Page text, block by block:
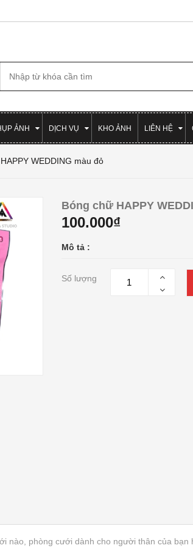
ẢNH DỊCH VỤ KHO ẢNH LIÊN HỆ
WEDDING màu đỏ
Bóng chữ HAPPY
100.000₫
Mô tả :
Số lượng
nào, phòng cưới dành cho người thân của